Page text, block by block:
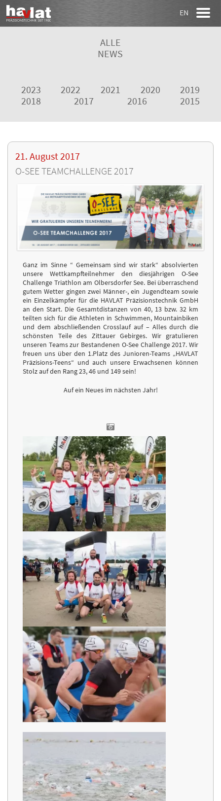
EN
ALLE
NEWS
2023 2022 2021 2020
2019
2018
2017 2016 2015
21. August 2017
O-SEE TEAMCHALLENGE 2017
Ganz im Sinne “ Gemeinsam sind wir stark“ absolvierten
unsere Wettkampfteilnehmer den diesjährigen O-See
Challenge Triathlon am Olbersdorfer See. Bei überraschend
gutem Wetter gingen zwei Männer-, ein Jugendteam sowie
ein Einzelkämpfer für die HAVLAT Präzisionstechnik GmbH
an den Start. Die Gesamtdistanzen von 40, 13 bzw. 32 km
teilten sich für die Athleten in Schwimmen, Mountainbiken
und dem abschließenden Crosslauf auf – Alles durch die
schönsten Teile des Zittauer Gebirges. Wir gratulieren
unseren Teams zur Bestandenen O-See Challenge 2017. Wir
freuen uns über den 1.Platz des Junioren-Teams „HAVLAT
Präzisions-Teens“ und auch unsere Erwachsenen können
Stolz auf den Rang 23, 46 und 149 sein!
Auf ein Neues im nächsten Jahr!